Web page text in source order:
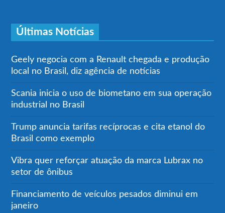
Últimas Notícias
Geely negocia com a Renault chegada e produção
local no Brasil, diz agência de notícias
Scania inicia o uso de biometano em sua operação
industrial no Brasil
Trump anuncia tarifas recíprocas e cita etanol do
Brasil como exemplo
Vibra quer reforçar atuação da marca Lubrax no
setor de ônibus
Financiamento de veículos pesados diminui em
janeiro